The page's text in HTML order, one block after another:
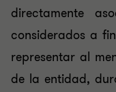
directamente
considerados a
representar al
de la entidad,